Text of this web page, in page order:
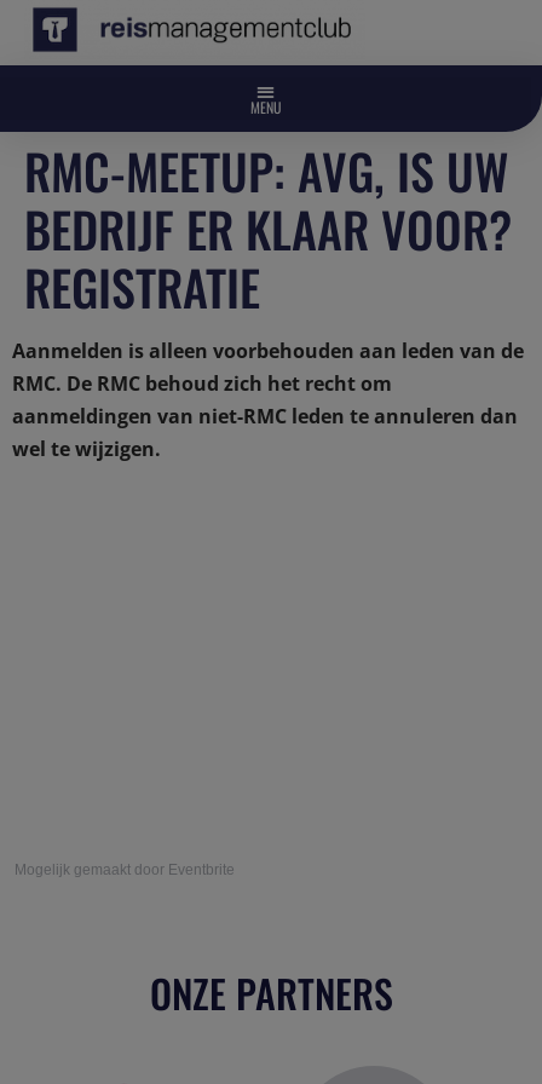
RMC-MEETUP: AVG, IS UW
BEDRIJF ER KLAAR VOOR?
REGISTRATIE
Aanmelden is alleen voorbehouden aan leden van de
RMC. De RMC behoud zich het recht om
aanmeldingen van niet-RMC leden te annuleren dan
wel te wijzigen.
Mogelijk gemaakt door Eventbrite
ONZE PARTNERS